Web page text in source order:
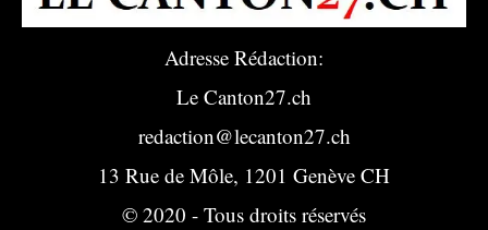
Adresse Rédaction:
Le Canton27.ch
redaction@lecanton27.ch
13 Rue de Môle, 1201 Genève CH
© 2020 - Tous droits réservés